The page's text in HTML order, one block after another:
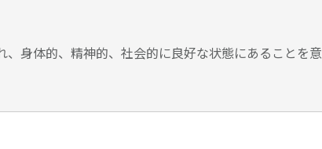
、身体的、精神的、社会的に良好な状態にあることを意